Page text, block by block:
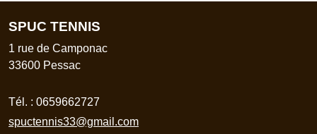
SPUC TENNIS
1 rue de Camponac
33600 Pessac
Tél. : 0659662727
spuctennis33@gmail.com